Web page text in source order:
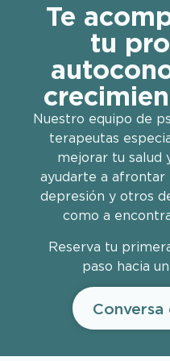
Te
tu
Nuestro equipo de
terapeutas
mejorar tu salud
ayudarte a afrontar
depresión y otros
como a
Reserva tu
paso hacia